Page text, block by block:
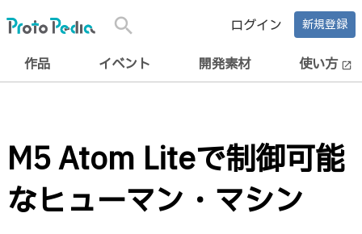
search ログイン 新規登録
作品 イベント 開発素材 使い方 open_in_new
M5 Atom Liteで制御可能
なヒューマン・マシン